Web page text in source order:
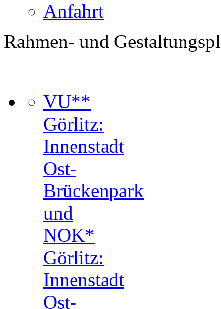
Anfahrt
Rahmen- und
VU**
Görlitz:
Innenstadt
Ost-
Brückenpark
und
NOK*
Görlitz:
Innenstadt
Ost-